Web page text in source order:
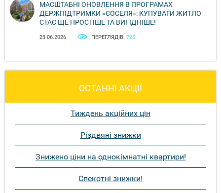
МАСШТАБНІ ОНОВЛЕННЯ В ПРОГРАМАХ
ДЕРЖПІДТРИМКИ «ЄОСЕЛЯ»: КУПУВАТИ ЖИТЛО
СТАЄ ЩЕ ПРОСТІШЕ ТА ВИГІДНІШЕ!
23.06.2026 ПЕРЕГЛЯДІВ: 725
ОСТАННІ АКЦІЇ
Тиждень акційних цін
Різдвяні знижки
Знижено ціни на однокімнатні квартири!
Спекотні знижки!